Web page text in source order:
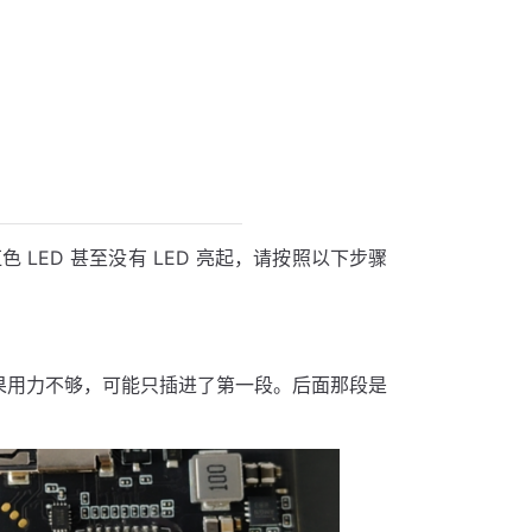
LED 甚至没有 LED 亮起，请按照以下步骤
力不够，可能只插进了第一段。后面那段是